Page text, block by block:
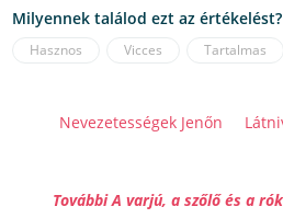
Milyennek találod ezt az értékelést?
Hasznos Vicces Tartalmas
Nevezetességek Jenőn
További A varjú, a szőlő és a